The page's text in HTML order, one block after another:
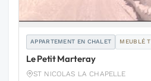
APPARTEMENT EN CHALET MEUBLÉ
Le Petit Marteray
ST NICOLAS LA CHAPELLE